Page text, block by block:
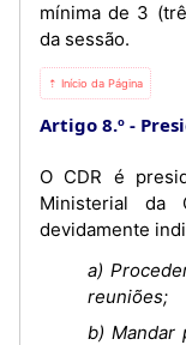
mínima de 3
da sessão.
⇡ Início da Página
Artigo 8.º
O CDR é
Ministerial da
devidamente
a)
reuniões;
b) Mandar